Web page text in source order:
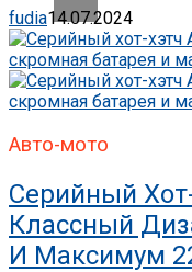
fudia14.07.2024
Авто-мото
Серийный
Классный
И Максимум